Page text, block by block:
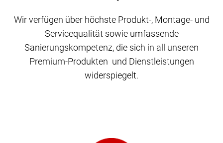
Wir verfügen über höchste Produkt-, Montage- und
Servicequalität sowie umfassende
Sanierungskompetenz, die sich in all unseren
Premium-Produkten und Dienstleistungen
widerspiegelt.